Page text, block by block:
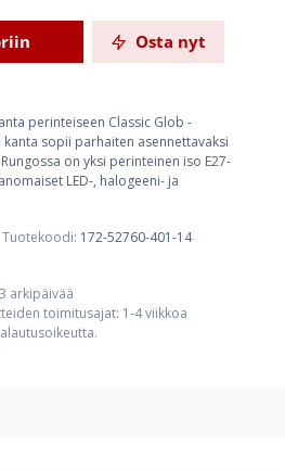
Osta nyt
perinteiseen Classic Glob -
sopii parhaiten asennettavaksi
on yksi perinteinen iso E27-
LED-, halogeeni- ja
Tuotekoodi: 172-52760-401-14
arkipäivää
toimitusajat: 1-4 viikkoa